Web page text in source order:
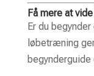
Få mere at
Er du
løbetræning
begynderguide